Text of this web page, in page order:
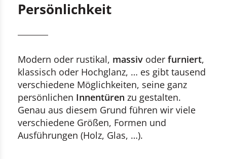
Persönlichkeit
Modern oder rustikal, massiv oder furniert,
klassisch oder Hochglanz, … es gibt tausend
verschiedene Möglichkeiten, seine ganz
persönlichen Innentüren zu gestalten.
Genau aus diesem Grund führen wir viele
verschiedene Größen, Formen und
Ausführungen (Holz, Glas, …).